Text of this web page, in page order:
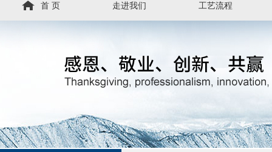
首 页 走进我们 工艺流程